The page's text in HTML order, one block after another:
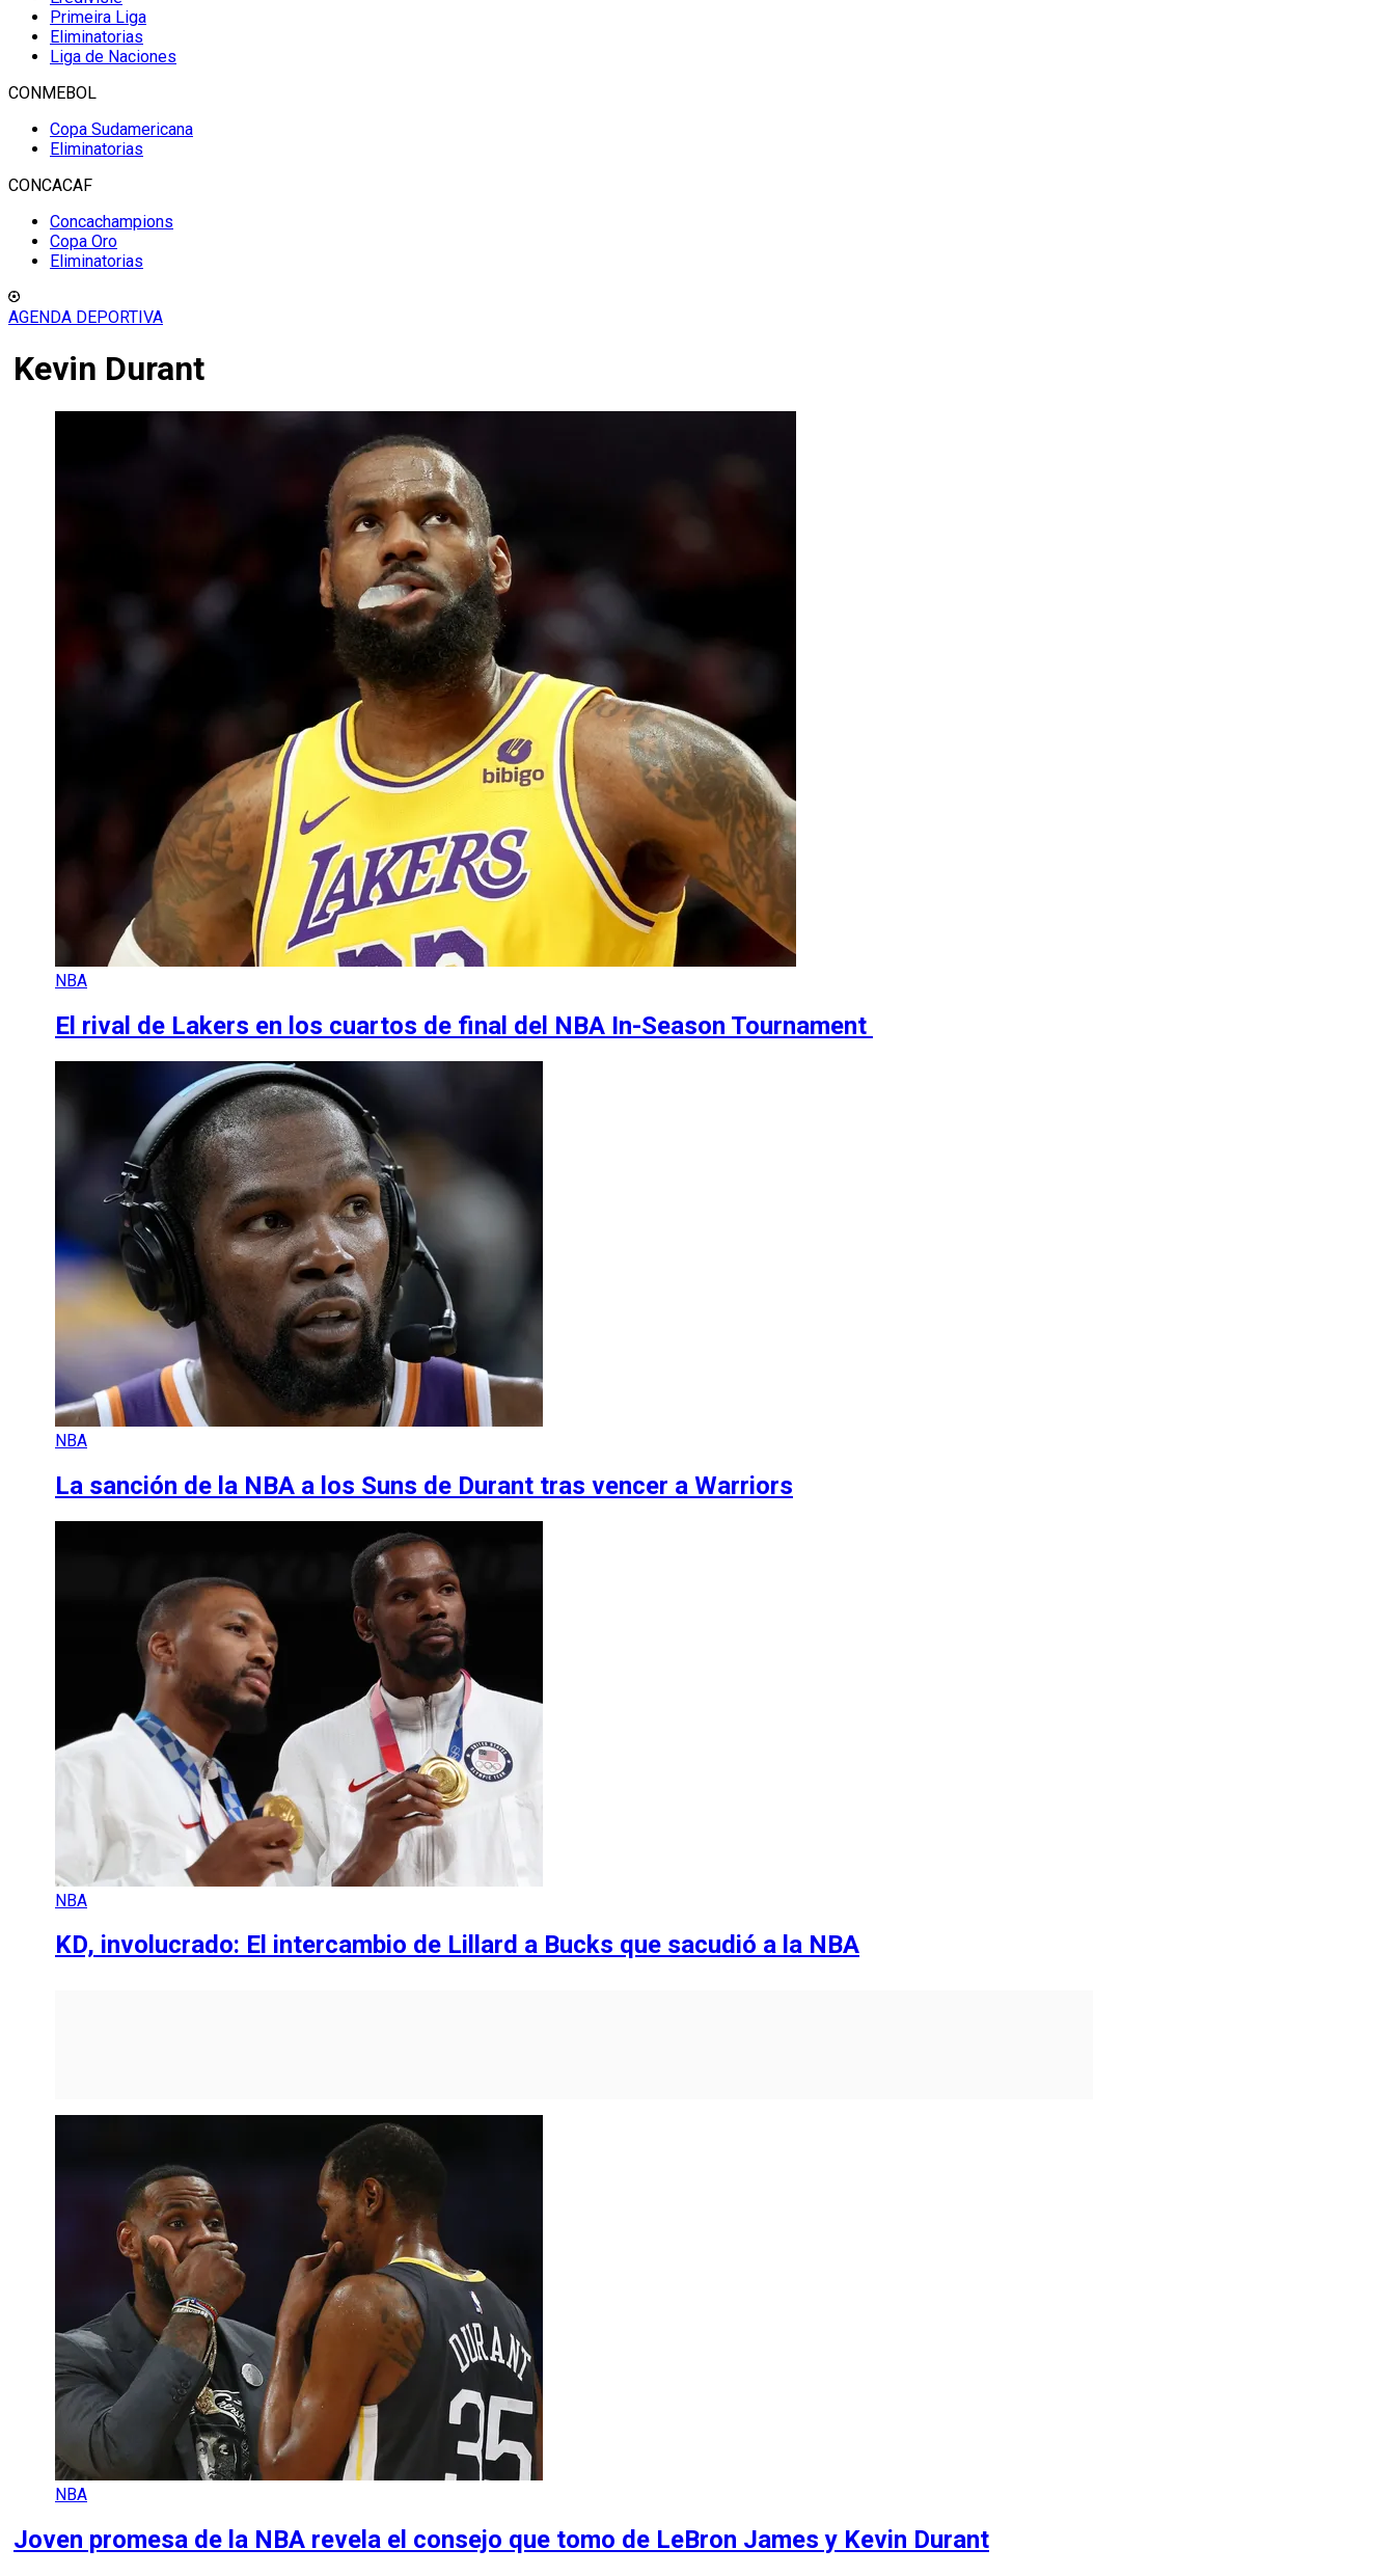
Primeira Liga
Eliminatorias
Liga de Naciones
CONMEBOL
Copa Sudamericana
Eliminatorias
CONCACAF
Concachampions
Copa Oro
Eliminatorias
AGENDA DEPORTIVA
Kevin Durant
NBA
El rival de Lakers en los cuartos de final del NBA In-Season Tournament
NBA
La sanción de la NBA a los Suns de Durant tras vencer a Warriors
NBA
KD, involucrado: El intercambio de Lillard a Bucks que sacudió a la NBA
NBA
Joven promesa de la NBA revela el consejo que tomo de LeBron James y Kevin Durant